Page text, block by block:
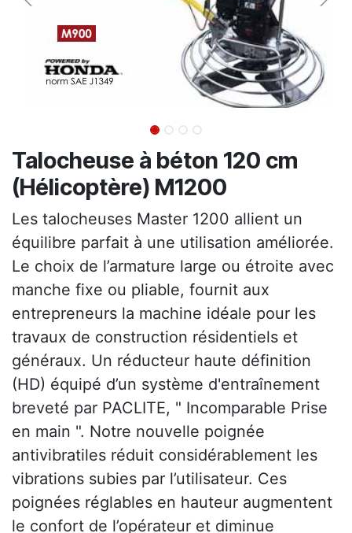
Talocheuse à béton 120 cm
(Hélicoptère) M1200
Les talocheuses Master 1200 allient un
équilibre parfait à une utilisation améliorée.
Le choix de l’armature large ou étroite avec
manche fixe ou pliable, fournit aux
entrepreneurs la machine idéale pour les
travaux de construction résidentiels et
généraux. Un réducteur haute définition
(HD) équipé d’un système d'entraînement
breveté par PACLITE, " Incomparable Prise
en main ". Notre nouvelle poignée
antivibratiles réduit considérablement les
vibrations subies par l’utilisateur. Ces
poignées réglables en hauteur augmentent
le confort de l’opérateur et diminue